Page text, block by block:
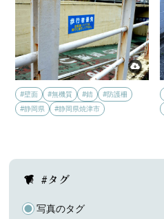
#壁面 #無機質 #錆
#防護柵
#静岡県
#静岡県焼津市
#タグ
写真のタグ